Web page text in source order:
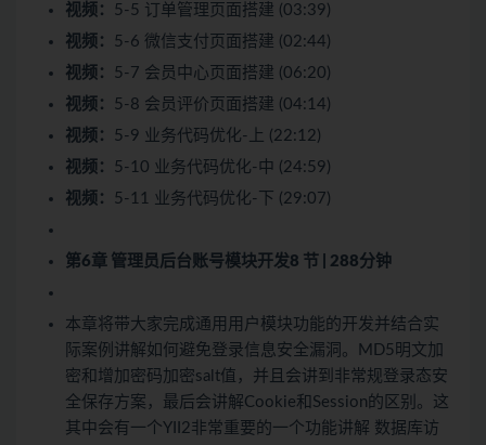
视频： 5-5 订单管理页面搭建 (03:39)
视频： 5-6 微信支付页面搭建 (02:44)
视频： 5-7 会员中心页面搭建 (06:20)
视频： 5-8 会员评价页面搭建 (04:14)
视频： 5-9 业务代码优化-上 (22:12)
视频： 5-10 业务代码优化-中 (24:59)
视频： 5-11 业务代码优化-下 (29:07)
第6章 管理员后台账号模块开发8 节 | 288分钟
本章将带大家完成通用用户模块功能的开发并结合实
际案例讲解如何避免登录信息安全漏洞。MD5明文加
密和增加密码加密salt值，并且会讲到非常规登录态安
全保存方案，最后会讲解Cookie和Session的区别。这
其中会有一个YII2非常重要的一个功能讲解 数据库访